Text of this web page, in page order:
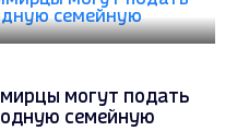
могут подать
семейную